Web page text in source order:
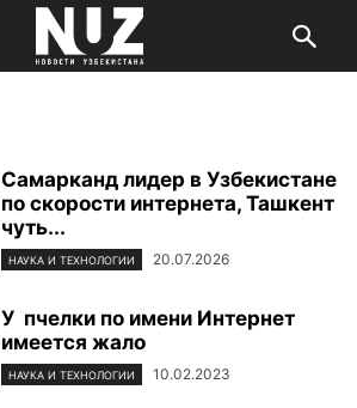
Самарканд лидер в Узбекистане
по скорости интернета, Ташкент
чуть...
НАУКА И ТЕХНОЛОГИИ 20.07.2026
У пчелки по имени Интернет
имеется жало
НАУКА И ТЕХНОЛОГИИ 10.02.2023